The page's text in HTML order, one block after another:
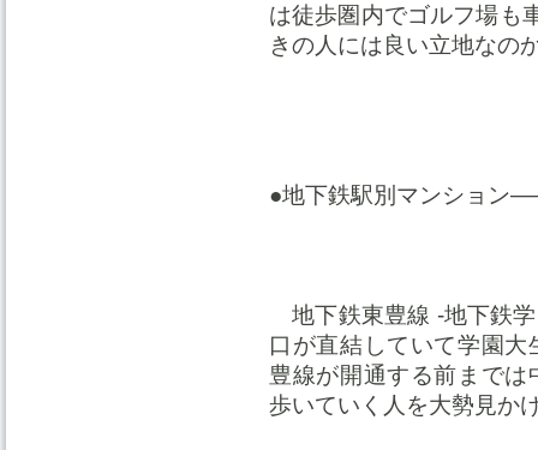
は徒歩圏内でゴルフ場も
きの人には良い立地なの
●地下鉄駅別マンション
地下鉄東豊線 -地下鉄
口が直結していて学園
豊線が開通する前まで
歩いていく人を大勢見か